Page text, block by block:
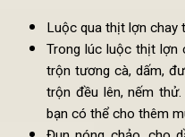
45g hạt vừng
2 nhánh tỏi (bóc vỏ,
15g gừng tươi (băm
100g đường nâu
Cách làm món chay